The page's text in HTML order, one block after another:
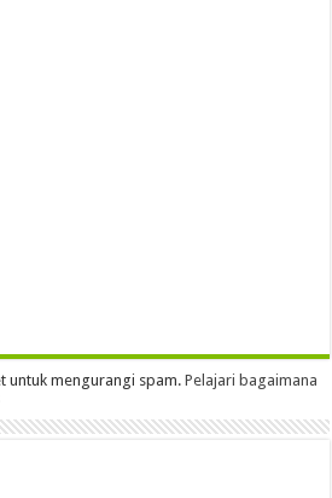
untuk mengurangi spam.Pelajari bagaimana